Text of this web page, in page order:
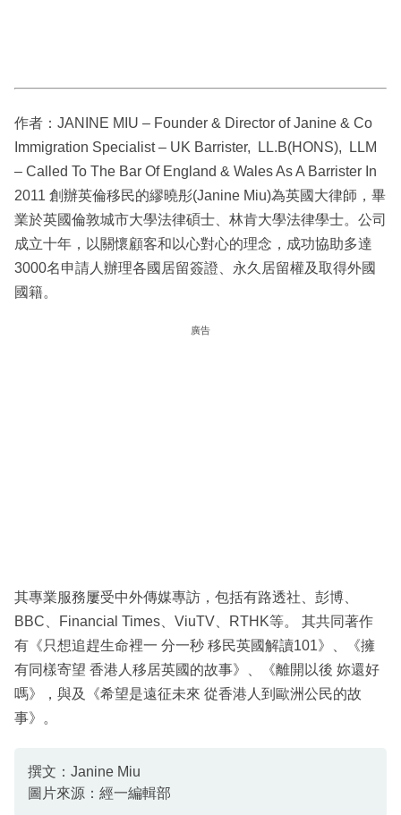
作者：JANINE MIU – Founder & Director of Janine & Co
Immigration Specialist – UK Barrister, LL.B(HONS), LLM
– Called To The Bar Of England & Wales As A Barrister In
2011 創辦英倫移民的繆曉彤(Janine Miu)為英國大律師，畢
業於英國倫敦城市大學法律碩士、林肯大學法律學士。公司
成立十年，以關懷顧客和以心對心的理念，成功協助多達
3000名申請人辦理各國居留簽證、永久居留權及取得外國
國籍。
廣告
其專業服務屢受中外傳媒專訪，包括有路透社、彭博、
BBC、Financial Times、ViuTV、RTHK等。 其共同著作
有《只想追趕生命裡一 分一秒 移民英國解讀101》、《擁
有同樣寄望 香港人移居英國的故事》、《離開以後 妳還好
嗎》，與及《希望是遠征未來 從香港人到歐洲公民的故
事》。
撰文：Janine Miu
圖片來源：經一編輯部